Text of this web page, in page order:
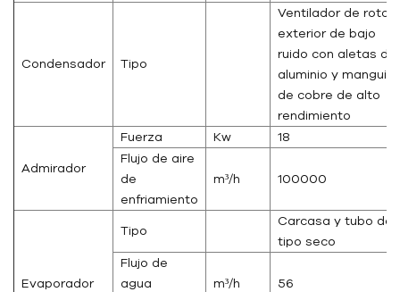
Condensador Tipo
Ventilador de rotor
exterior de bajo
ruido con aletas de
aluminio y manguito
de cobre de alto
rendimiento
Admirador
Fuerza Kw
18
Flujo de aire
de
enfriamiento
m³/h 100000
Evaporador
Tipo
Carcasa y tubo de
tipo seco
Flujo de
agua
m³/h 56